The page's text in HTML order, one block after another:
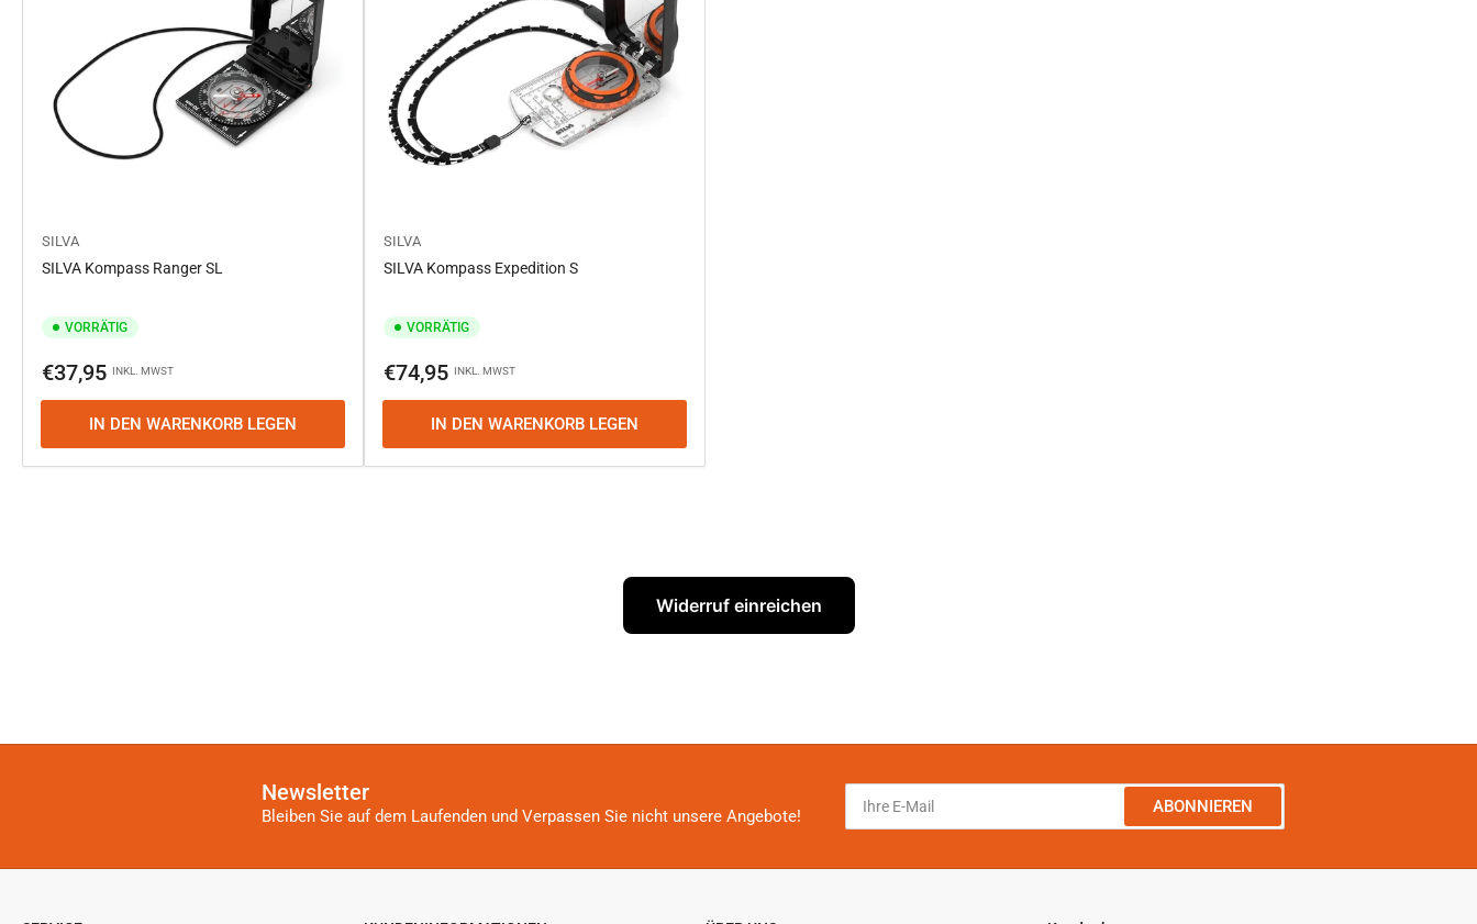
SILVA
SILVA Kompass Ranger SL
VORRÄTIG
Normaler
€37,95 INKL. MWST
IN DEN WARENKORB LEGEN
SILVA
SILVA Kompass Expedition S
VORRÄTIG
Normaler
€74,95 INKL. MWST
IN DEN WARENKORB LEGEN
Widerruf einreichen
Newsletter
Bleiben Sie auf dem Laufenden und Verpassen Sie nicht unsere Angebote!
Ihre
Mail
ABONNIEREN